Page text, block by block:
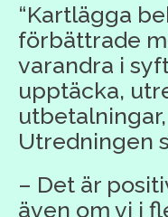
“Kartlägga
förbättrade
varandra i
upptäcka,
Utredningen
– Det är
även om vi i